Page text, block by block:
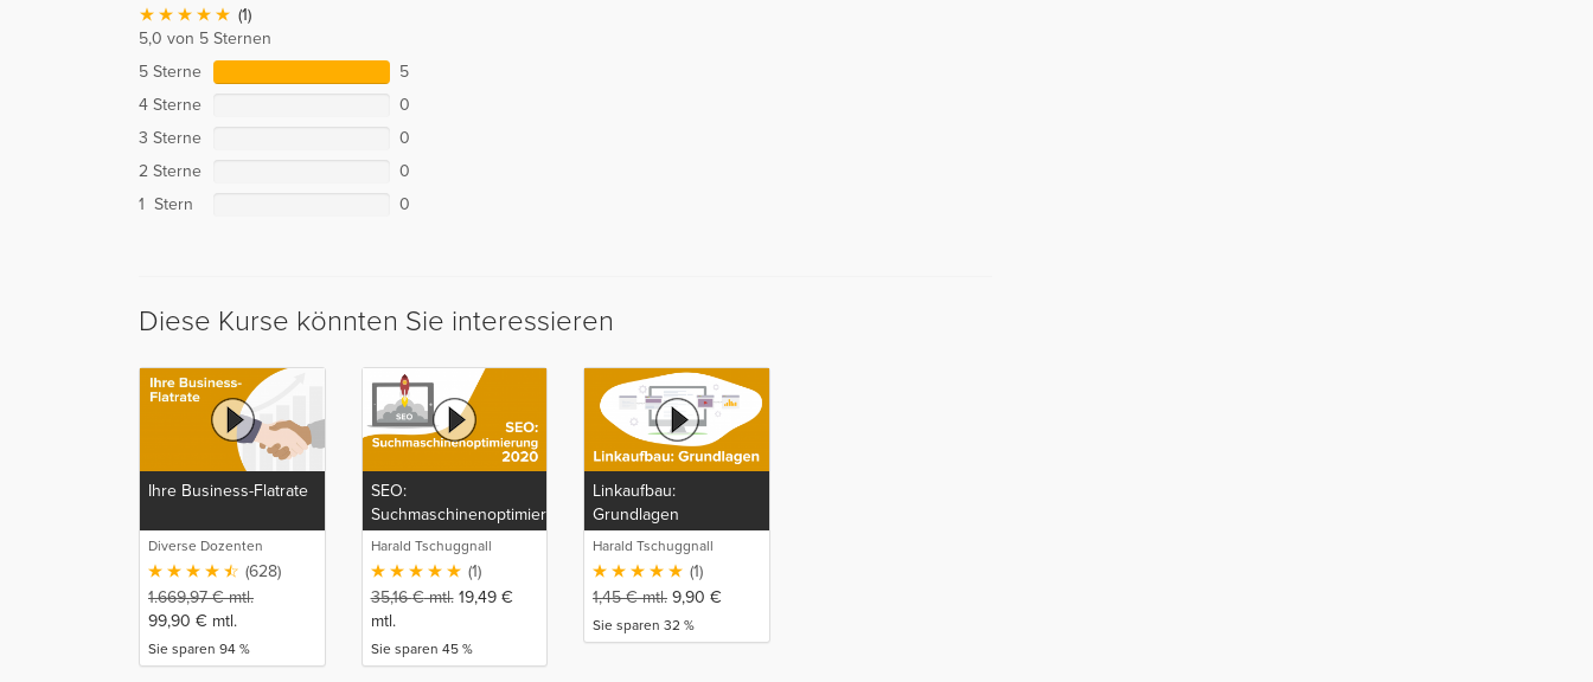
(1)
5,0 von 5 Sternen
5 Sterne
5
4 Sterne
0
3 Sterne
0
2 Sterne
0
1 Stern
0
Diese Kurse könnten Sie interessieren
Ihre Business-Flatrate
Diverse Dozenten
(628)
1.669,97€mtl.
99,90 € mtl.
Sie sparen 94 %
SEO:
Suchmaschinenoptimierung
2020
Harald Tschuggnall
(1)
35,16€mtl. 19,49 €
mtl.
Sie sparen 45 %
Linkaufbau:
Grundlagen
Harald Tschuggnall
(1)
1,45€mtl. 9,90 €
Sie sparen 32 %